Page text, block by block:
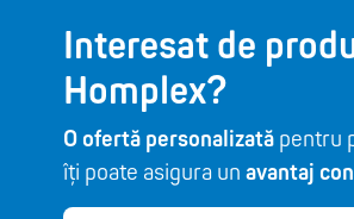
Interesat de
Homplex?
O ofertă personalizatăpentru
îți poate asigura un avantaj